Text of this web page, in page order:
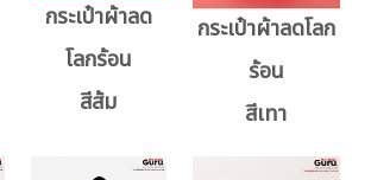
กระเป๋าผ้าลด
โลกร้อน
สีส้ม
กระเป๋าผ้าลดโลก
ร้อน
สีเทา